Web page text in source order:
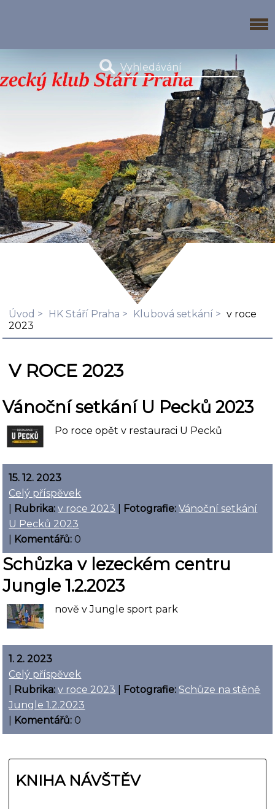
Úvod HK Stáří Praha Klubová setkání
v roce
2023
V ROCE 2023
Vánoční setkání U Pecků 2023
Po roce opět v restauraci U Pecků
15. 12. 2023
Celý příspěvek
Rubrika: v roce 2023 Fotografie: Vánoční setkání
U Pecků 2023
Komentářů: 0
Schůzka v lezeckém centru
Jungle 1.2.2023
nově v Jungle sport park
1. 2. 2023
Celý příspěvek
Rubrika: v roce 2023 Fotografie: Schůze na stěně
Jungle 1.2.2023
Komentářů: 0
KNIHA NÁVŠTĚV